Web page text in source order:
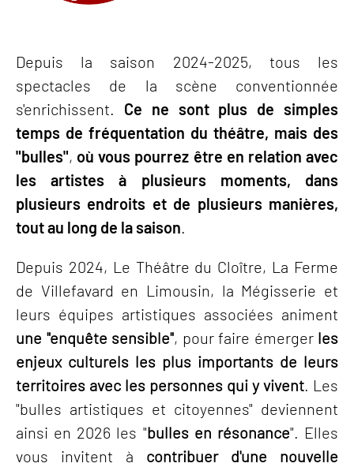
Depuis la saison 2024-2025, tous les
spectacles de la scène conventionnée
s'enrichissent.
Ce ne sont plus de simples
temps de fréquentation du théâtre, mais des
"bulles", où vous pourrez être en relation avec
les artistes à plusieurs moments, dans
plusieurs endroits et de plusieurs manières,
tout au long de la saison
Depuis 2024, Le Théâtre du Cloître, La Ferme
de Villefavard en Limousin, la Mégisserie et
leurs équipes artistiques associées animent
une "enquête sensible", pour faire émerger les
enjeux culturels les plus importants de leurs
territoires avec les personnes qui y vivent . Les
"bulles artistiques et citoyennes" deviennent
ainsi en 2026 les "bulles en résonance". Elles
vous invitent à contribuer d'une nouvelle